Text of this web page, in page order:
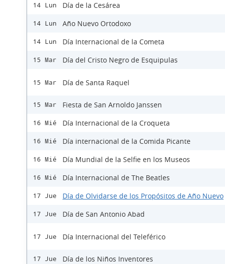
14 Lun Día de la Cesárea
14 Lun Año Nuevo Ortodoxo
14 Lun Día Internacional de la Cometa
15 Mar Día del Cristo Negro de Esquipulas
15 Mar Día de Santa Raquel
15 Mar Fiesta de San Arnoldo Janssen
16 Mié Día Internacional de la Croqueta
16 Mié Día internacional de la Comida Picante
16 Mié Día Mundial de la Selfie en los Museos
16 Mié Día Internacional de The Beatles
17 Jue Día de Olvidarse de los Propósitos de Año Nuevo
17 Jue Día de San Antonio Abad
17 Jue Día Internacional del Teleférico
17 Jue Día de los Niños Inventores